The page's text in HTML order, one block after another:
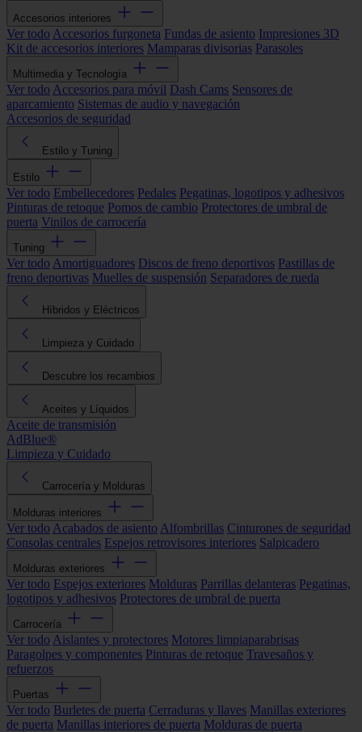
Accesorios interiores
Ver todo Accesorios furgoneta Fundas de asiento Impresiones 3D
Kit de accesorios interiores Mamparas divisorias Parasoles
Multimedia y Tecnología
Ver todo Accesorios para móvil Dash Cams Sensores de
aparcamiento Sistemas de audio y navegación
Accesorios de seguridad
Estilo y Tuning
Estilo
Ver todo Embellecedores Pedales Pegatinas, logotipos y adhesivos
Pinturas de retoque Pomos de cambio Protectores de umbral de
puerta Vinilos de carrocería
Tuning
Ver todo Amortiguadores Discos de freno deportivos Pastillas de
freno deportivas Muelles de suspensión Separadores de rueda
Híbridos y Eléctricos
Limpieza y Cuidado
Descubre los recambios
Aceites y Líquidos
Aceite de transmisión
AdBlue®
Limpieza y Cuidado
Carrocería y Molduras
Molduras interiores
Ver todo Acabados de asiento Alfombrillas Cinturones de seguridad
Consolas centrales Espejos retrovisores interiores Salpicadero
Molduras exteriores
Ver todo Espejos exteriores Molduras Parrillas delanteras Pegatinas,
logotipos y adhesivos Protectores de umbral de puerta
Carrocería
Ver todo Aislantes y protectores Motores limpiaparabrisas
Paragolpes y componentes Pinturas de retoque Travesaños y
refuerzos
Puertas
Ver todo Burletes de puerta Cerraduras y llaves Manillas exteriores
de puerta Manillas interiores de puerta Molduras de puerta